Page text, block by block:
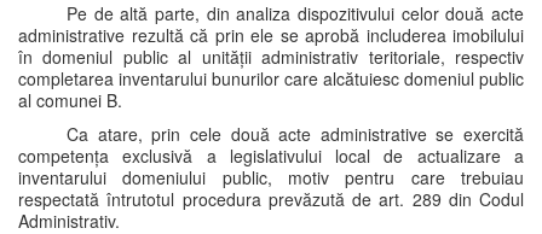
Pe de altă parte, din analiza dispozitivului celor două acte
administrative rezultă că prin ele se aprobă includerea imobilului
în domeniul public al unității administrativ teritoriale, respectiv
completarea inventarului bunurilor care alcătuiesc domeniul public
al comunei B.
Ca atare, prin cele două acte administrative se exercită
competența exclusivă a legislativului local de actualizare a
inventarului domeniului public, motiv pentru care trebuiau
respectată întrutotul procedura prevăzută de art. 289 din Codul
Administrativ.